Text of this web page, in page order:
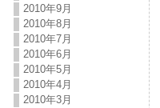
2010年9月
2010年8月
2010年7月
2010年6月
2010年5月
2010年4月
2010年3月